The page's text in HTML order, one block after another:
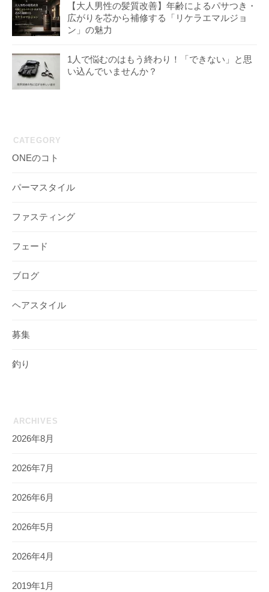
【大人男性の髪質改善】年齢によるパサつき・
広がりを芯から補修する「リケラエマルジョ
ン」の魅力
1人で悩むのはもう終わり！「できない」と思
い込んでいませんか？
CATEGORY
ONEのコト
パーマスタイル
ファスティング
フェード
ブログ
ヘアスタイル
募集
釣り
ARCHIVES
2026年8月
2026年7月
2026年6月
2026年5月
2026年4月
2019年1月